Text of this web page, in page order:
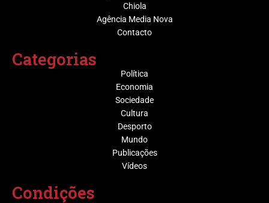
Chiola
Agência Media Nova
Contacto
Categorias
Política
Economia
Sociedade
Cultura
Desporto
Mundo
Publicações
Vídeos
Condições